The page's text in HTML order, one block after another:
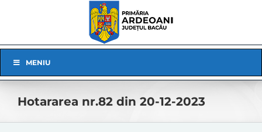
Navigation
MENIU
Hotararea nr.82 din 20-12-2023